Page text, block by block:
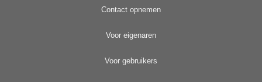
Contact opnemen
Voor eigenaren
Voor gebruikers